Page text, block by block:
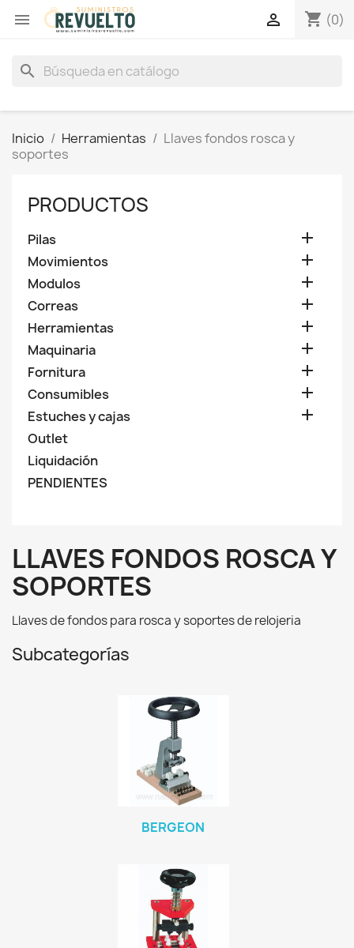
 shopping_cart (0)

search
Inicio Herramientas
Llaves fondos rosca y
soportes
PRODUCTOS
Pilas 
Movimientos 
Modulos 
Correas 
Herramientas 
Maquinaria 
Fornitura 
Consumibles 
Estuches y cajas 
Outlet
Liquidación
PENDIENTES
LLAVES FONDOS ROSCA Y
SOPORTES
Llaves de fondos para rosca y soportes de relojeria
Subcategorías
BERGEON